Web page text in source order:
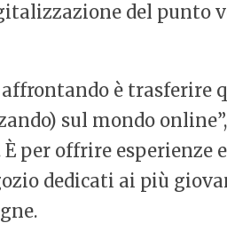
del punto
è trasferire
sul mondo
È per offrire esperienze
dedicati ai più